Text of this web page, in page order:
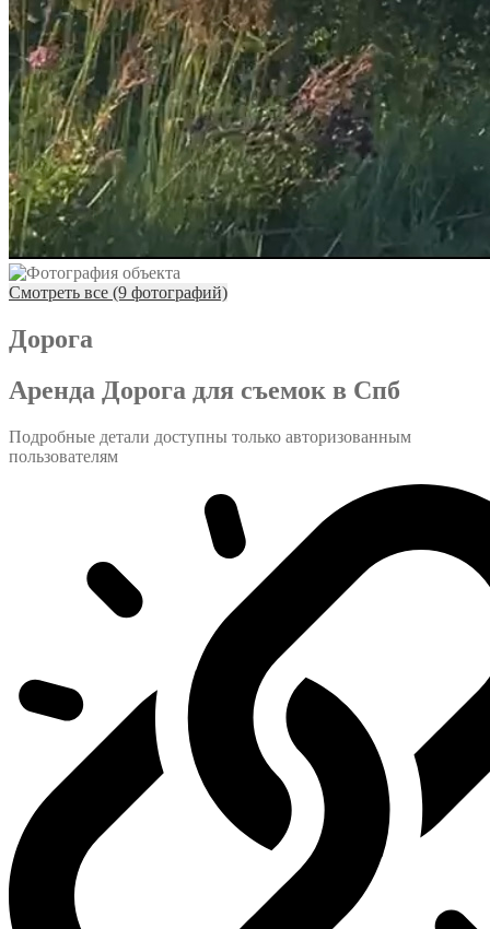
Смотреть все (9 фотографий)
Дорога
Аренда Дорога для съемок в Спб
Подробные детали доступны только авторизованным
пользователям